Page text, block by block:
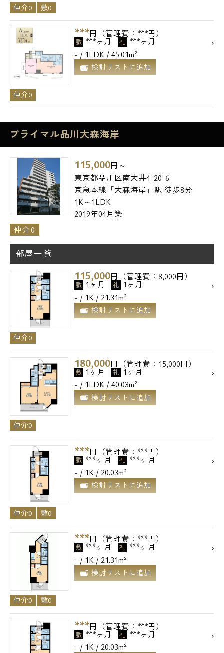
仲介0 敷0
***円（管理費：***円）
敷 ***ヶ月 礼 ***ヶ月
- / 1LDK / 45.01m²
検討リストに追加
仲介0
プライマル品川大森海岸
115,000円～
東京都品川区南大井4-20-6
京急本線「大森海岸」駅 徒歩8分
1K～1LDK
2019年04月築
仲介0
部屋一覧
115,000円（管理費：8,000円）
敷 1ヶ月 礼 1ヶ月
- / 1K / 21.31m²
検討リストに追加
仲介0
180,000円（管理費：15,000円）
敷 1ヶ月 礼 1ヶ月
- / 1LDK / 40.03m²
検討リストに追加
仲介0
***円（管理費：***円）
敷 ***ヶ月 礼 ***ヶ月
- / 1K / 20.03m²
検討リストに追加
仲介0 敷0
***円（管理費：***円）
敷 ***ヶ月 礼 ***ヶ月
- / 1K / 21.31m²
検討リストに追加
仲介0 敷0
***円（管理費：***円）
敷 ***ヶ月 礼 ***ヶ月
- / 1K / 20.03m²